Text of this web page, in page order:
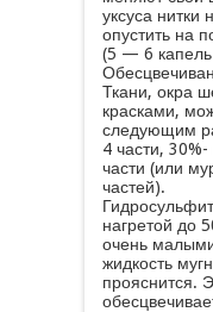
уксуса нитки
опустить на
(5 — 6 капель
Ткани, окра
красками,
следующим
4 части,
части (или
частей).
нагретой до
очень
жидкость
прояснится.